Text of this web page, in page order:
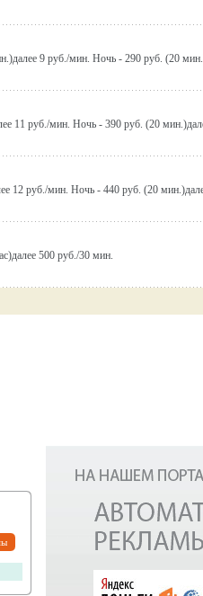
9 руб./мин. Ночь - 290 руб. (20
11 руб./мин. Ночь - 390 руб. (20
12 руб./мин. Ночь - 440 руб. (20
500 руб./30 мин.